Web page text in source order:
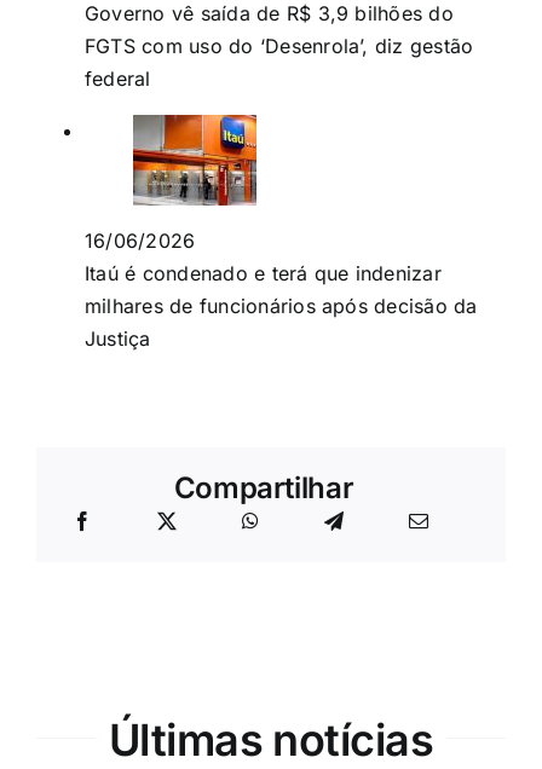
Governo vê saída de R$ 3,9 bilhões do
FGTS com uso do ‘Desenrola’, diz gestão
federal
16/06/2026
Itaú é condenado e terá que indenizar
milhares de funcionários após decisão da
Justiça
Compartilhar
Últimas notícias